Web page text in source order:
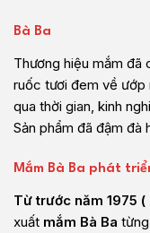
Bà Ba
Thương hiệu mắm đã
ruốc tươi đem về ướp
qua thời gian, kinh
Sản phẩm đã đậm đà
Mắm Bà Ba phát
Từ trước năm 1975
xuất mắm Bà Ba